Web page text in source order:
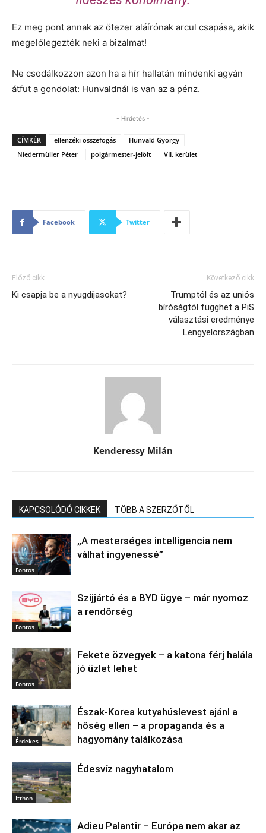
Ez meg pont annak az ötezer aláírónak arcul csapása, akik
megelőlegezték neki a bizalmat!
Ne csodálkozzon azon ha a hír hallatán mindenki agyán
átfut a gondolat: Hunvaldnál is van az a pénz.
- Hirdetés -
CÍMKÉK ellenzéki összefogás
Hunvald György
Niedermüller Péter
polgármester-jelölt VII. kerület
Facebook Twitter
Előző cikk
Ki csapja be a nyugdíjasokat?
Következő cikk
Trumptól és az uniós
bíróságtól függhet a PiS
választási eredménye
Lengyelországban
Kenderessy Milán
KAPCSOLÓDÓ CIKKEK TÖBB A SZERZŐTŐL
Fontos
„A mesterséges intelligencia nem
válhat ingyenessé”
Fontos
Szijjártó és a BYD ügye – már nyomoz
a rendőrség
Fontos
Fekete özvegyek – a katona férj halála
jó üzlet lehet
Érdekes
Észak‑Korea kutyahúslevest ajánl a
hőség ellen – a propaganda és a
hagyomány találkozása
Itthon
Édesvíz nagyhatalom
Adieu Palantir – Európa nem akar az